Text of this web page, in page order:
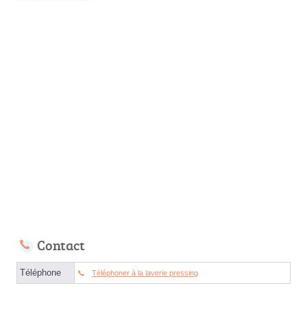
Contact
Téléphone Téléphoner à la laverie pressing